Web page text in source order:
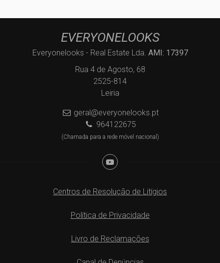
EVERYONELOOKS
Everyonelooks - Real Estate Lda. AMI: 17397
Rua 4 de Agosto, 68
2525-814
Leiria
geral@everyonelooks.pt
964122675
(Chamada para a rede móvel nacional)
Centros de Resolução de Litígios
Política de Privacidade
Livro de Reclamações